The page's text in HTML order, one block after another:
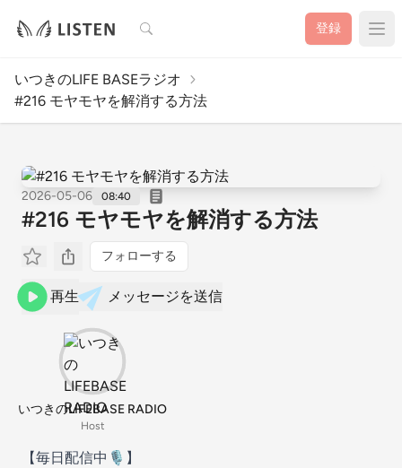
検索 登録
いつきのLIFE BASEラジオ
#216 モヤモヤを解消する方法
2026-05-06 08:40
#216 モヤモヤを解消する方法
フォローする
再生 メッセージを送信
いつきのLIFEBASE RADIO
Host
【毎日配信中🎙️】